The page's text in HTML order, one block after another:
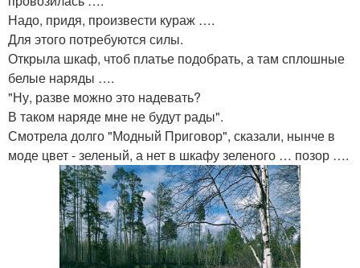
Надо, придя, произвести кураж ….
Для этого потребуются силы.
Открыла шкаф, чтоб платье подобрать, а там сплошные
белые наряды ….
"Ну, разве можно это надевать?
В таком наряде мне не будут рады".
Смотрела долго "Модный Приговор", сказали, нынче в
моде цвет - зеленый, а нет в шкафу зеленого … позор ….